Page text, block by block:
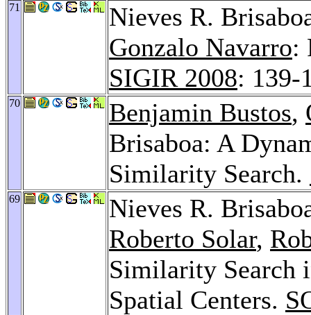
71
Nieves R.
Gonzalo Navarro:
SIGIR 2008: 139-
70 Benjamin Bustos,
Brisaboa: A
Similarity Search.
69
Nieves R.
Roberto Solar,
Similarity Search
Spatial Centers.